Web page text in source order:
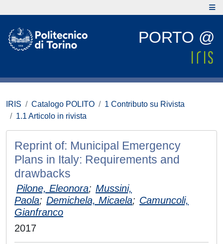
PORTO @
IRIS Catalogo POLITO
1 Contributo su Rivista
1.1 Articolo in rivista
Reprint of: Municipal Emergency
Plans in Italy: Requirements and
drawbacks
Pilone, Eleonora; Mussini,
Paola; Demichela, Micaela; Camuncoli,
Gianfranco
2017